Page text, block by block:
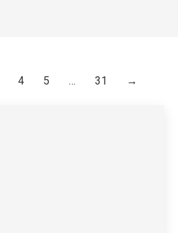
4 5 … 31 →